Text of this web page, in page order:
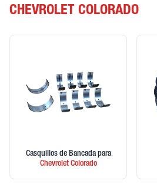
CHEVROLET COLORADO
Casquillos de Bancada para
ChevroletColorado